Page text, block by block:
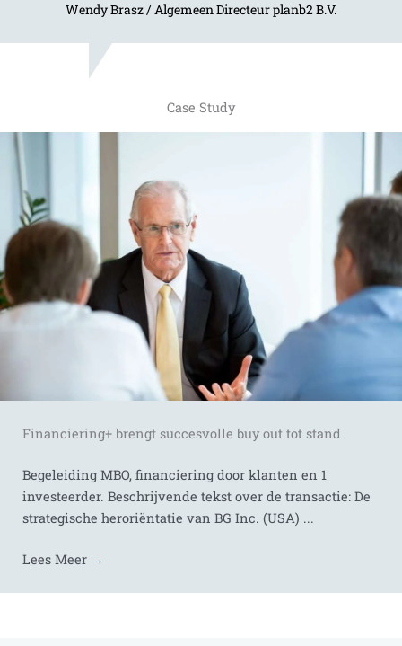
Wendy Brasz / Algemeen Directeur planb2 B.V.
Case Study
Financiering+ brengt succesvolle buy out tot stand
Begeleiding MBO, financiering door klanten en 1
investeerder. Beschrijvende tekst over de transactie: De
strategische heroriëntatie van BG Inc. (USA) ...
Lees Meer →